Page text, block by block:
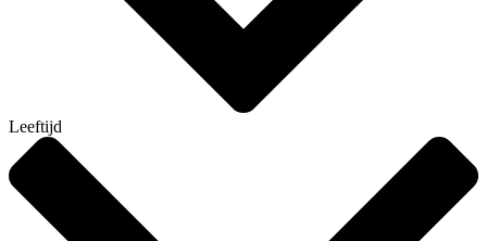
Leeftijd